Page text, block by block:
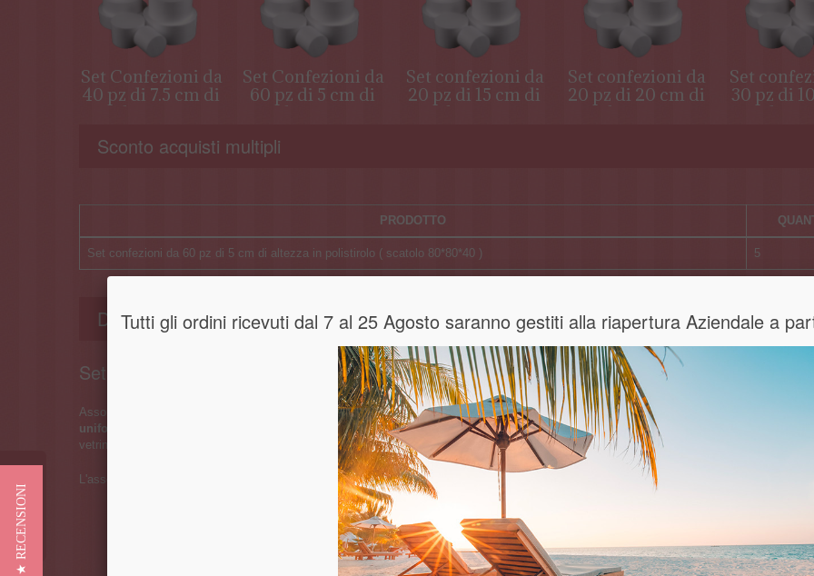
Set Confezioni da
40 pz di 7.5 cm di
altezza in
scatolo 80*80*30
Set Confezioni da
60 pz di 5 cm di
altezza in
scatolo 80*80*30
Set confezioni da
20 pz di 15 cm di
altezza in
Set confezioni da
20 pz di 20 cm di
Set
30 pz di
Sconto acquisti multipli
PRODOTTO
Set confezioni da 60 pz di 5 cm di altezza in polistirolo ( scatolo 80*80*40 ) 5
Dettagli
Set confezioni da 60 pz di 5 cm di altezza in polistirolo.
Assortimento di elementi in polistirolo ad alta densità conaltezza
uniforme di 5 cm
, ideali per decorazioni, cake design, allestimenti,
vetrinistica, scenografie, hobby creativi e lavorazioni artigianali.
L'assortimento comprende:
Recensioni
★ RECENSIONI
Tutti gli ordini ricevuti dal 7 al 25 Agosto saranno gestiti alla riapertura Aziendale a